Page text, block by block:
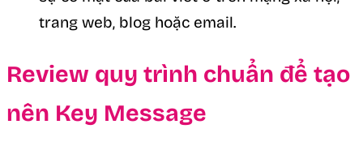
trang web, blog hoặc email.
Review quy trình chuẩn để tạo
nên Key Message